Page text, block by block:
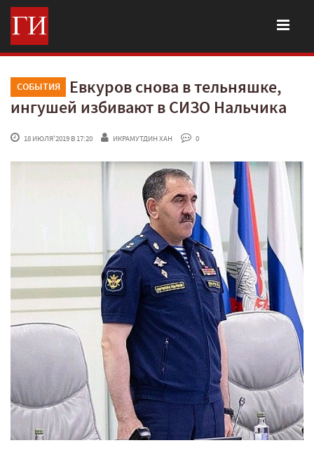
СОБЫТИЯ
Евкуров снова в тельняшке,
ингушей избивают в СИЗО Нальчика
18 ИЮЛЯ'2019 В 17:20 ИКРАМУТДИН ХАН 0